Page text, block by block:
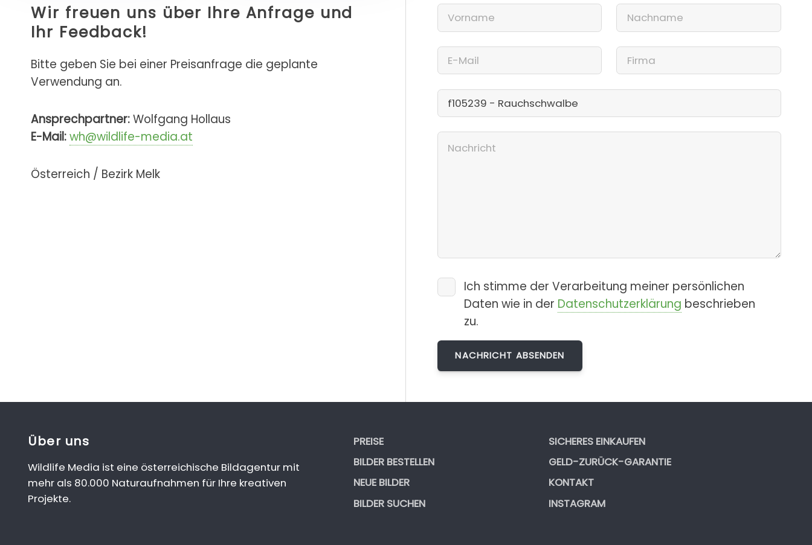
Wir freuen uns über Ihre Anfrage und
Ihr Feedback!
Bitte geben Sie bei einer Preisanfrage die geplante
Verwendung an.
Ansprechpartner:Wolfgang Hollaus
E-Mail:wh@wildlife-media.at
Österreich / Bezirk Melk
Ich stimme der Verarbeitung meiner persönlichen
Daten wie in der Datenschutzerklärung beschrieben
zu.
Über uns
Wildlife Media ist eine österreichische Bildagentur mit
mehr als 80.000 Naturaufnahmen für Ihre kreativen
Projekte.
PREISE
BILDER BESTELLEN
NEUE BILDER
BILDER SUCHEN
SICHERES EINKAUFEN
GELD-ZURÜCK-GARANTIE
KONTAKT
INSTAGRAM